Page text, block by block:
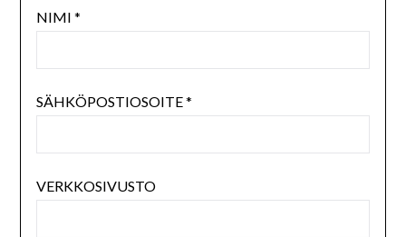
NIMI *
SÄHKÖPOSTIOSOITE*
VERKKOSIVUSTO